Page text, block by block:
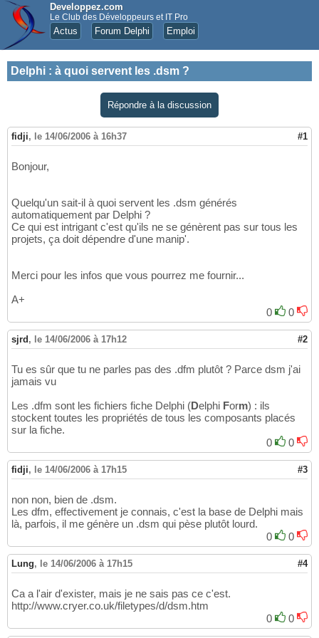
Developpez.com
Le Club des Développeurs et IT Pro
Actus Forum Delphi Emploi
Delphi : à quoi servent les .dsm ?
Répondre à la discussion
fidji, le 14/06/2006 à 16h37 #1
Bonjour,
Quelqu'un sait-il à quoi servent les .dsm générés
automatiquement par Delphi ?
Ce qui est intrigant c'est qu'ils ne se génèrent pas sur tous les
projets, ça doit dépendre d'une manip'.
Merci pour les infos que vous pourrez me fournir...
A+
0
0
sjrd , le 14/06/2006 à 17h12 #2
Tu es sûr que tu ne parles pas des .dfm plutôt ? Parce dsm j'ai
jamais vu
Les .dfm sont les fichiers fiche Delphi (Delphi Form) : ils
stockent toutes les propriétés de tous les composants placés
sur la fiche.
0
0
fidji, le 14/06/2006 à 17h15 #3
non non, bien de .dsm.
Les dfm, effectivement je connais, c'est la base de Delphi mais
là, parfois, il me génère un .dsm qui pèse plutôt lourd.
0
0
Lung, le 14/06/2006 à 17h15 #4
Ca a l'air d'exister, mais je ne sais pas ce c'est.
http://www.cryer.co.uk/filetypes/d/dsm.htm
0
0